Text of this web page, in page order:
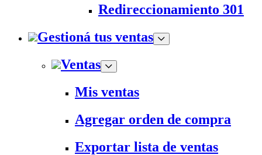
Redireccionamiento 301
Gestioná tus ventas
Ventas
Mis ventas
Agregar orden de compra
Exportar lista de ventas